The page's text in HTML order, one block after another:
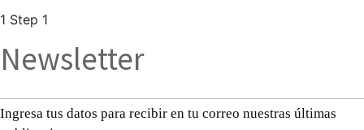
1 Step 1
Newsletter
Ingresa tus datos para recibir en tu correo nuestras últimas